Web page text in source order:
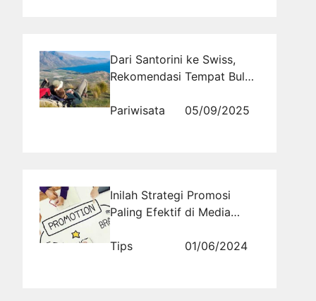
Dari Santorini ke Swiss,
Rekomendasi Tempat Bulan
Pariwisata
05/09/2025
Inilah Strategi Promosi
Paling Efektif di Media
Produk Busana Muslim
Tips 01/06/2024